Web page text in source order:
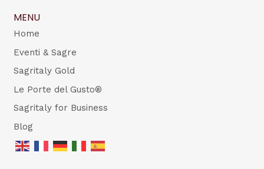
MENU
Home
Eventi & Sagre
Sagritaly Gold
Le Porte del Gusto®
Sagritaly for Business
Blog